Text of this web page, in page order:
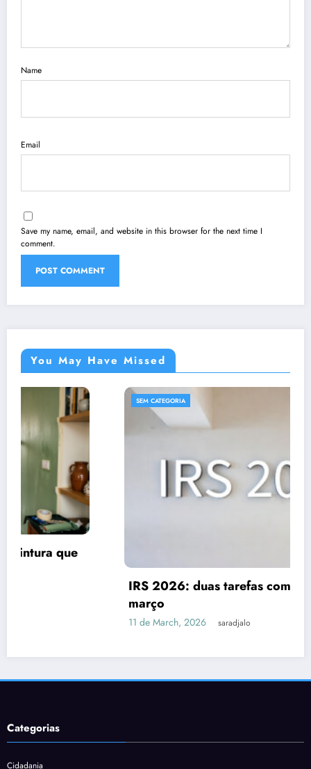
Name
Email
Save my name, email, and website in this browser for the next time I
comment.
You May Have Missed
SEM CATEGORIA
IRS 2026: duas tarefas com prazo até 31 de
saradjalo
Categorias
Cidadania